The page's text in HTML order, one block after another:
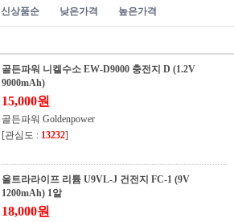
신상품순 낮은가격 높은가격
골든파워 니켈수소 EW-D9000 충전지 D (1.2V
9000mAh)
15,000원
골든파워 Goldenpower
[관심도 : 13232]
울트라라이프 리튬 U9VL-J 건전지 FC-1 (9V
1200mAh) 1알
18,000원